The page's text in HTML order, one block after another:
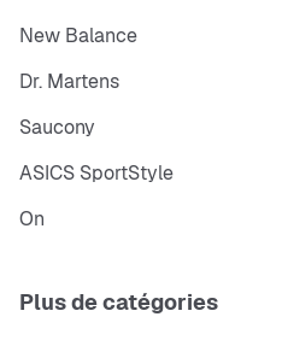
New Balance
Dr. Martens
Saucony
ASICS SportStyle
On
Plus de catégories